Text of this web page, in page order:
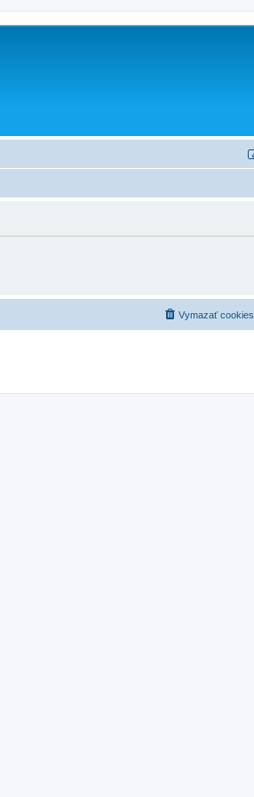
Vymazať cookies